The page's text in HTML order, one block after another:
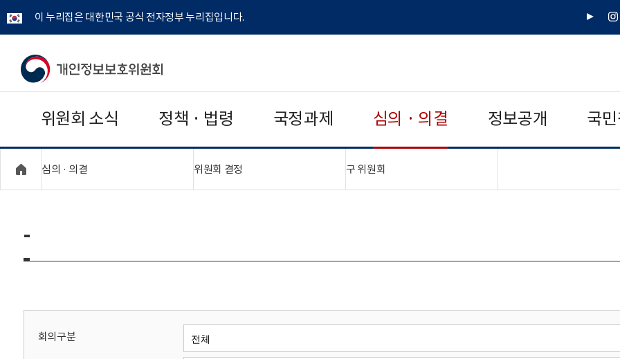
이 누리집은 대한민국 공식 전자정부 누리집입니다.
유
인
개
보
보
위
회
위원회 소식 정책 · 법령 국정과제 심의 · 의결 정보공개 국
심의 · 의결 위원회 결정 구 위원회
-
회의구분